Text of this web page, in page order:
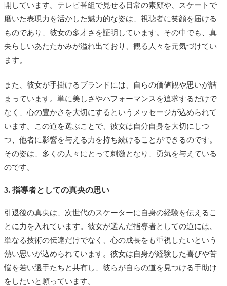
開しています。テレビ番組で見せる日常の素顔や、スケートで
磨いた表現力を活かした魅力的な姿は、視聴者に笑顔を届ける
ものであり、彼女の多才さを証明しています。その中でも、真
央らしいあたたかみが溢れ出ており、観る人々を元気づけてい
ます。
また、彼女が手掛けるブランドには、自らの価値観や思いが詰
まっています。単に美しさやパフォーマンスを追求するだけで
なく、心の豊かさを大切にするというメッセージが込められて
います。この道を選ぶことで、彼女は自分自身を大切にしつ
つ、他者に影響を与える力を持ち続けることができるのです。
その姿は、多くの人々にとって刺激となり、勇気を与えている
のです。
3. 指導者としての真央の思い
引退後の真央は、次世代のスケーターに自身の経験を伝えるこ
とに力を入れています。彼女が選んだ指導者としての道には、
単なる技術の伝達だけでなく、心の成長をも重視したいという
熱い思いが込められています。彼女は自身が経験した喜びや苦
悩を若い選手たちと共有し、彼らが自らの道を見つける手助け
をしたいと願っています。